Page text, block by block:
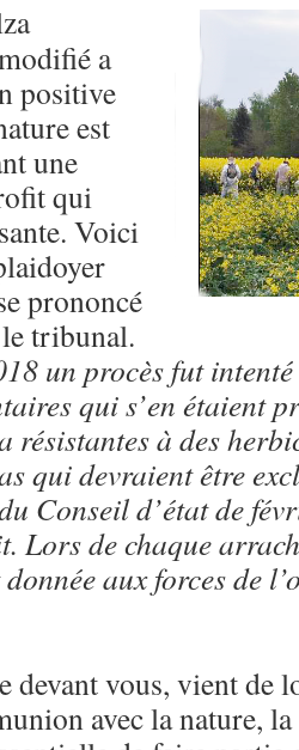
a
positive
est
une
qui
Voici
prononcé
tribunal.
un procès fut
qui s’en étaient
résistantes à des
qui devraient être
Conseil d’état de
Lors de chaque
aux forces de
devant vous, vient de
avec la nature,